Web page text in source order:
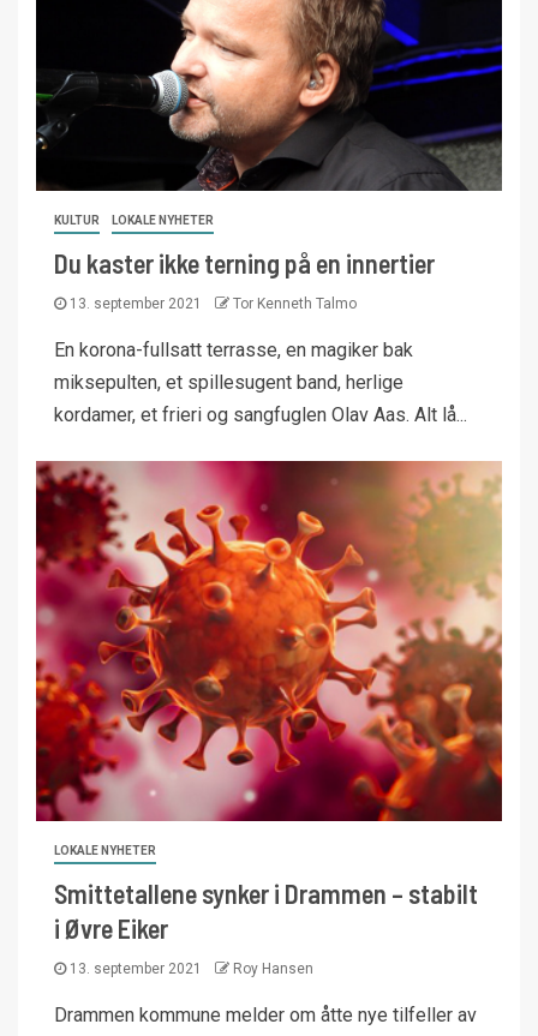
KULTUR LOKALE NYHETER
Du kaster ikke terning på en innertier
13. september 2021 Tor Kenneth Talmo
En korona-fullsatt terrasse, en magiker bak
miksepulten, et spillesugent band, herlige
kordamer, et frieri og sangfuglen Olav Aas. Alt lå...
LOKALE NYHETER
Smittetallene synker i Drammen – stabilt
i Øvre Eiker
13. september 2021 Roy Hansen
Drammen kommune melder om åtte nye tilfeller av